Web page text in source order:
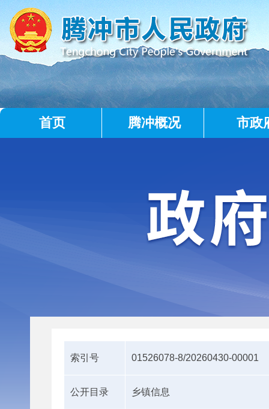
首页 腾冲概况 市政
索引号 01526078-8/20260430-00001
公开目录 乡镇信息